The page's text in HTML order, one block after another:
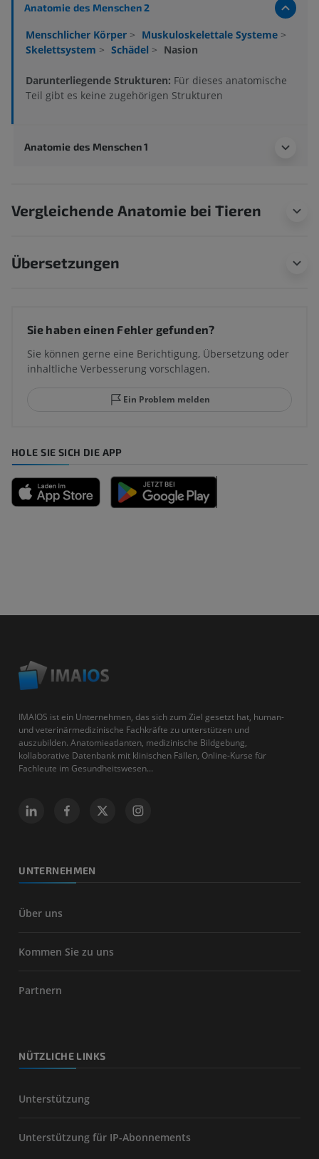
Anatomie des Menschen 2
Menschlicher Körper > Muskuloskelettale Systeme >
Skelettsystem > Schädel > Nasion
Darunterliegende Strukturen: Für dieses anatomische
Teil gibt es keine zugehörigen Strukturen
Anatomie des Menschen 1
Vergleichende Anatomie bei Tieren
Übersetzungen
Sie haben einen Fehler gefunden?
Sie können gerne eine Berichtigung, Übersetzung oder
inhaltliche Verbesserung vorschlagen.
Ein Problem melden
HOLE SIE SICH DIE APP
IMAIOS ist ein Unternehmen, das sich zum Ziel gesetzt hat, human-
und veterinärmedizinische Fachkräfte zu unterstützen und
auszubilden. Anatomieatlanten, medizinische Bildgebung,
kollaborative Datenbank mit klinischen Fällen, Online-Kurse für
Fachleute im Gesundheitswesen...
UNTERNEHMEN
Über uns
Kommen Sie zu uns
Partnern
NÜTZLICHE LINKS
Unterstützung
Unterstützung für IP-Abonnements